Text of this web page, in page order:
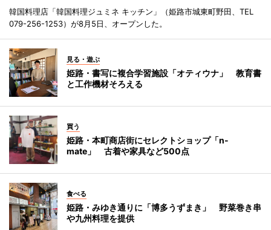
韓国料理店「韓国料理ジュミネ キッチン」（姫路市城東町野田、TEL
079-256-1253）が8月5日、オープンした。
見る・遊ぶ
姫路・書写に複合学習施設「オティウナ」 教育書
と工作機材そろえる
買う
姫路・本町商店街にセレクトショップ「n-
mate」 古着や家具など500点
食べる
姫路・みゆき通りに「博多うずまき」 野菜巻き串
や九州料理を提供